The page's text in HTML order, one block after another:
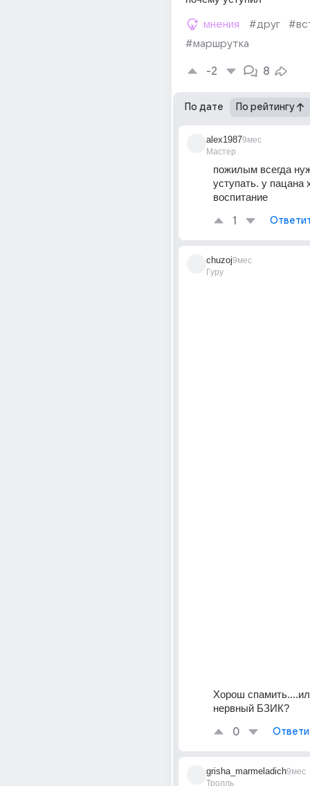
мнения #друг
#маршрутка
-2 8
По дате По рейтингу
alex1987
Мастер
9мес
пожилым всегда
уступать. у пацана
воспитание
1
chuzoj
Гуру
9мес
Хорош
нервный БЗИК?
0
grisha_marmeladich
Тролль
9мес